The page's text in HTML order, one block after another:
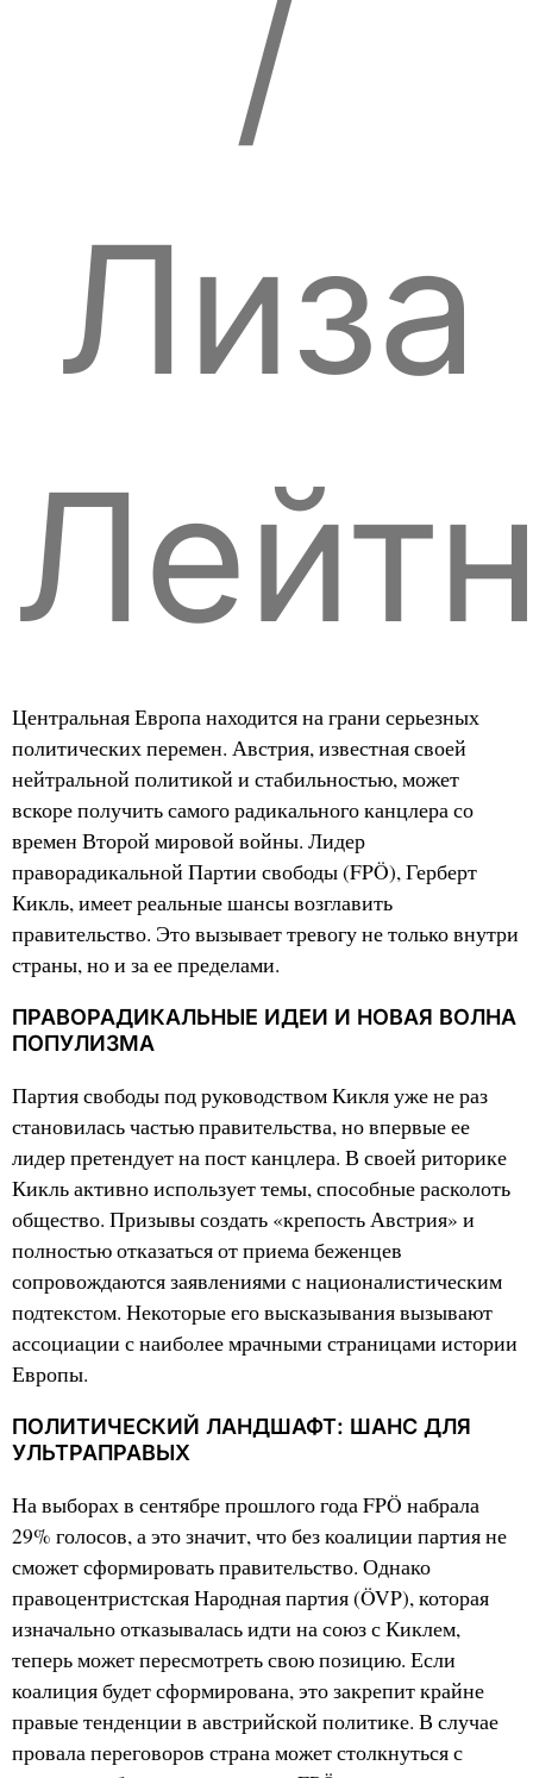
/
Лиза
Центральная Европа находится на грани серьезных
политических перемен. Австрия, известная своей
нейтральной политикой и стабильностью, может
вскоре получить самого радикального канцлера со
времен Второй мировой войны. Лидер
праворадикальной Партии свободы (FPÖ), Герберт
Кикль, имеет реальные шансы возглавить
правительство. Это вызывает тревогу не только внутри
страны, но и за ее пределами.
ПРАВОРАДИКАЛЬНЫЕ ИДЕИ И НОВАЯ ВОЛНА
ПОПУЛИЗМА
Партия свободы под руководством Кикля уже не раз
становилась частью правительства, но впервые ее
лидер претендует на пост канцлера. В своей риторике
Кикль активно использует темы, способные расколоть
общество. Призывы создать «крепость Австрия» и
полностью отказаться от приема беженцев
сопровождаются заявлениями с националистическим
подтекстом. Некоторые его высказывания вызывают
ассоциации с наиболее мрачными страницами истории
Европы.
ПОЛИТИЧЕСКИЙ ЛАНДШАФТ: ШАНС ДЛЯ
УЛЬТРАПРАВЫХ
На выборах в сентябре прошлого года FPÖ набрала
29% голосов, а это значит, что без коалиции партия не
сможет сформировать правительство. Однако
правоцентристская Народная партия (ÖVP), которая
изначально отказывалась идти на союз с Киклем,
теперь может пересмотреть свою позицию. Если
коалиция будет сформирована, это закрепит крайне
правые тенденции в австрийской политике. В случае
провала переговоров страна может столкнуться с